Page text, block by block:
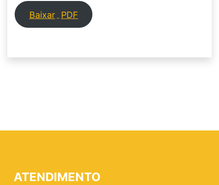
Baixar PDF
ATENDIMENTO